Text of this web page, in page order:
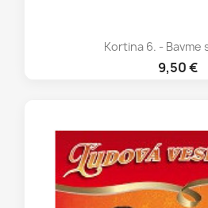
Kortina 6. - Bavme
9,50 €